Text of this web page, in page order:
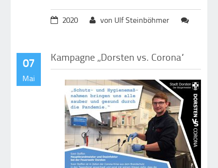
2020 von Ulf Steinböhmer
07
Mai
Kampagne „Dorsten vs. Corona“